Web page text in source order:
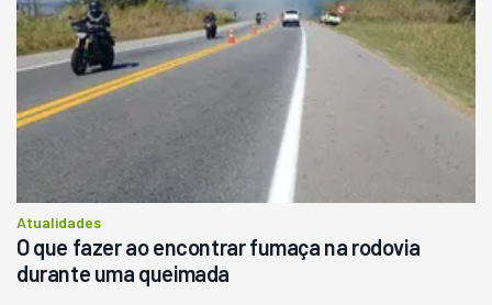
Atualidades
O que fazer ao encontrar fumaça na rodovia
durante uma queimada